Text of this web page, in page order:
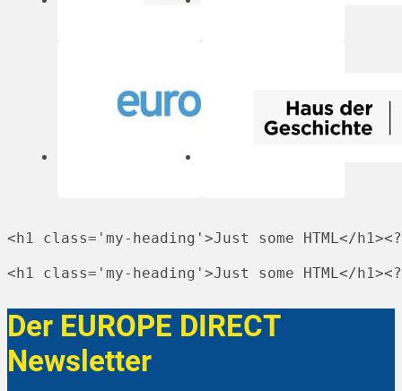
<h1 class='my-heading'>Just some HTML</
<h1 class='my-heading'>Just some HTML</
Der EUROPE DIRECT
Newsletter